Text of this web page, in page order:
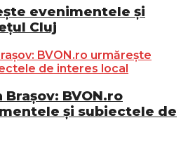
evenimentele și
Cluj
BVON.ro
și subiectele de